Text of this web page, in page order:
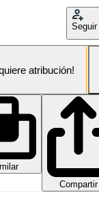
Seguir
atribución!
Compartir